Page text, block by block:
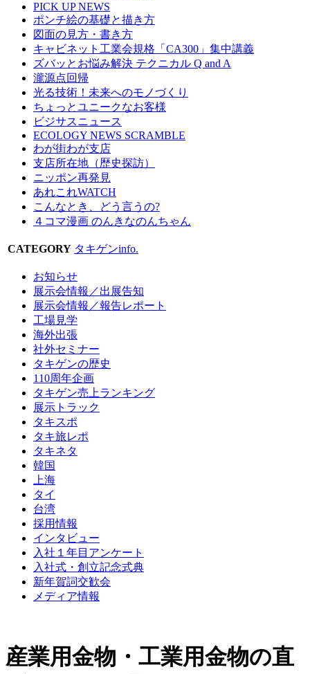
PICK UP NEWS
ポンチ絵の基礎と描き方
図面の見方・書き方
キャビネット工業会規格「CA300」集中講義
ズバッとお悩み解決 テクニカル Q and A
瀧源点回帰
光る技術！未来へのモノづくり
ちょっとユニークなお客様
ビジサスニュース
ECOLOGY NEWS SCRAMBLE
わが街わが支店
支店所在地（歴史探訪）
ニッポン再発見
あれこれWATCH
こんなとき、どう言うの?
４コマ漫画 のんきなのんちゃん
CATEGORY タキゲンinfo.
お知らせ
展示会情報／出展告知
展示会情報／報告レポート
工場見学
海外出張
社外セミナー
タキゲンの歴史
110周年企画
タキゲン売上ランキング
展示トラック
タキスポ
タキ旅レポ
タキネタ
韓国
上海
タイ
台湾
採用情報
インタビュー
入社１年目アンケート
入社式・創立記念式典
新年賀詞交歓会
メディア情報
産業用金物・工業用金物の直